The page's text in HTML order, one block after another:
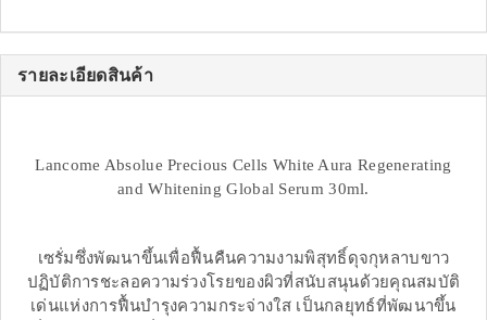
รายละเอียดสินค้า
Lancome Absolue Precious Cells White Aura Regenerating
and Whitening Global Serum 30ml.
เซรั่มซึ่งพัฒนาขึ้นเพื่อฟื้นคืนความงามพิสุทธิ์ดุจกุหลาบขาว
ปฏิบัติการชะลอความร่วงโรยของผิวที่สนับสนุนด้วยคุณสมบัติ
เด่นแห่งการฟื้นบำรุงความกระจ่างใส เป็นกลยุทธ์ที่พัฒนาขึ้น